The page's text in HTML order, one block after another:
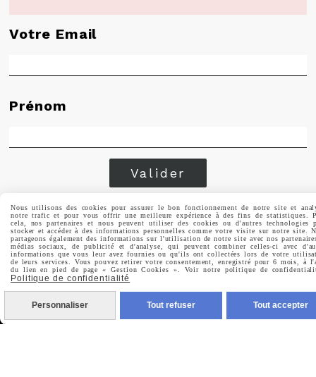
Votre Email
Prénom
Valider
Vous pouvez vous désinscrire à tout moment. Vous
trouverez pour cela nos informations de contact dans les
conditions d'utilisation du site.
POLITIQUE DE CONFIDENTIALITÉ
Nous utilisons des cookies pour assurer le bon fonctionnement de notre site et
notre trafic et pour vous offrir une meilleure expérience à des fins de statistiques.
cela, nos partenaires et nous peuvent utiliser des cookies ou d'autres technologies
stocker et accéder à des informations personnelles comme votre visite sur notre site.
partageons également des informations sur l'utilisation de notre site avec nos
médias sociaux, de publicité et d'analyse, qui peuvent combiner celles-ci avec
informations que vous leur avez fournies ou qu'ils ont collectées lors de votre
de leurs services. Vous pouvez retirer votre consentement, enregistré pour 6 mois, à
du lien en pied de page « Gestion Cookies ». Voir notre politique de
Politique de confidentialité
Personnaliser Tout refuser Tout accepter